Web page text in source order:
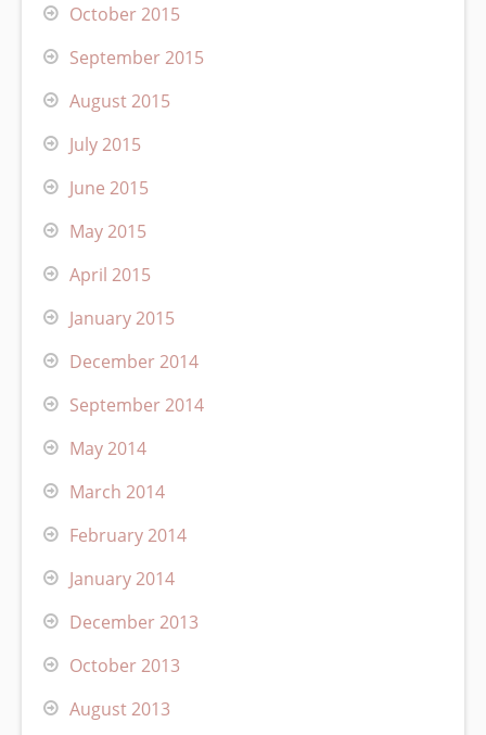
October 2015
September 2015
August 2015
July 2015
June 2015
May 2015
April 2015
January 2015
December 2014
September 2014
May 2014
March 2014
February 2014
January 2014
December 2013
October 2013
August 2013